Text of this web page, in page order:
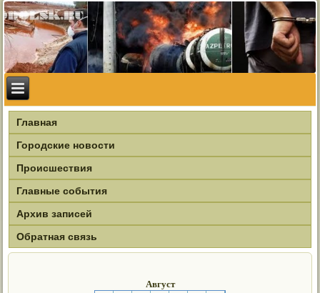
Главная
Городские новости
Происшествия
Главные события
Архив записей
Обратная связь
Август